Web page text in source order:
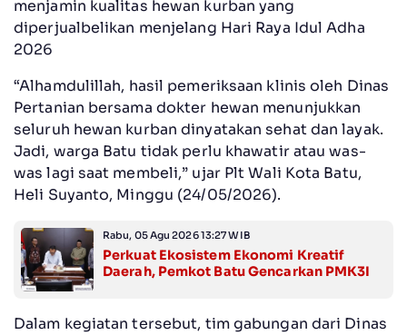
menjamin kualitas hewan kurban yang
diperjualbelikan menjelang Hari Raya Idul Adha
2026
“Alhamdulillah, hasil pemeriksaan klinis oleh Dinas
Pertanian bersama dokter hewan menunjukkan
seluruh hewan kurban dinyatakan sehat dan layak.
Jadi, warga Batu tidak perlu khawatir atau was-
was lagi saat membeli,” ujar Plt Wali Kota Batu,
Heli Suyanto, Minggu (24/05/2026).
Rabu, 05 Agu 2026 13:27 WIB
Perkuat Ekosistem Ekonomi Kreatif
Daerah, Pemkot Batu Gencarkan PMK3I
Dalam kegiatan tersebut, tim gabungan dari Dinas